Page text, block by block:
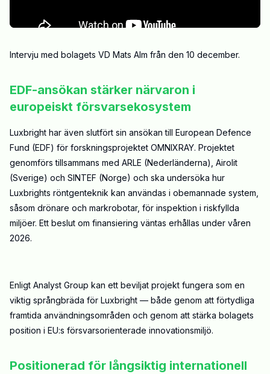
Intervju med bolagets VD Mats Alm från den 10 december.
EDF-ansökan stärker närvaron i
europeiskt försvarsekosystem
Luxbright har även slutfört sin ansökan till European Defence
Fund (EDF) för forskningsprojektet OMNIXRAY. Projektet
genomförs tillsammans med ARLE (Nederländerna), Airolit
(Sverige) och SINTEF (Norge) och ska undersöka hur
Luxbrights röntgenteknik kan användas i obemannade system,
såsom drönare och markrobotar, för inspektion i riskfyllda
miljöer. Ett beslut om finansiering väntas erhållas under våren
2026.
Enligt Analyst Group kan ett beviljat projekt fungera som en
viktig språngbräda för Luxbright — både genom att förtydliga
framtida användningsområden och genom att stärka bolagets
position i EU:s försvarsorienterade innovationsmiljö.
Positionerad för långsiktig internationell